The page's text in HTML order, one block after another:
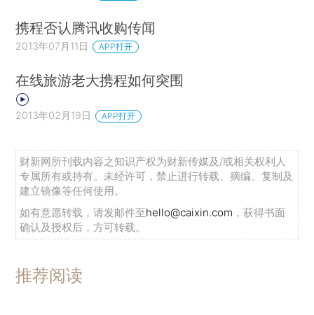
携程否认腾讯收购传闻
2013年07月11日 APP打开
在线旅游老大携程如何突围
2013年02月19日 APP打开
财新网所刊载内容之知识产权为财新传媒及/或相关权利人
专属所有或持有。未经许可，禁止进行转载、摘编、复制及
建立镜像等任何使用。
如有意愿转载，请发邮件至hello@caixin.com ，获得书面
确认及授权后，方可转载。
推荐阅读